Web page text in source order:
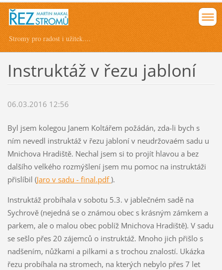
Stromy pro radost i užitek....
Instruktáž v řezu jabloní
06.03.2016 12:56
Byl jsem kolegou Janem Koltářem požádán, zda-li bych s
ním nevedl instruktáž v řezu jabloní v neudržovaém sadu u
Mnichova Hradiště. Nechal jsem si to projít hlavou a bez
dalšího velkého rozmýšlení jsem mu pomoc na instruktáži
přislíbil (Jaro v sadu - final.pdf).
Instruktáž probíhala v sobotu 5.3. v jablečném sadě na
Sychrově (nejedná se o známou obec s krásným zámkem a
parkem, ale o malou obec poblíž Mnichova Hradiště). V sadu
se sešlo přes 20 zájemců o instruktáž. Mnoho jich přišlo s
nadšením, nůžkami a pilkami a s trochou znalostí. Ukázka
řezu probíhala na stromech, na kterých nebylo přes 7 let